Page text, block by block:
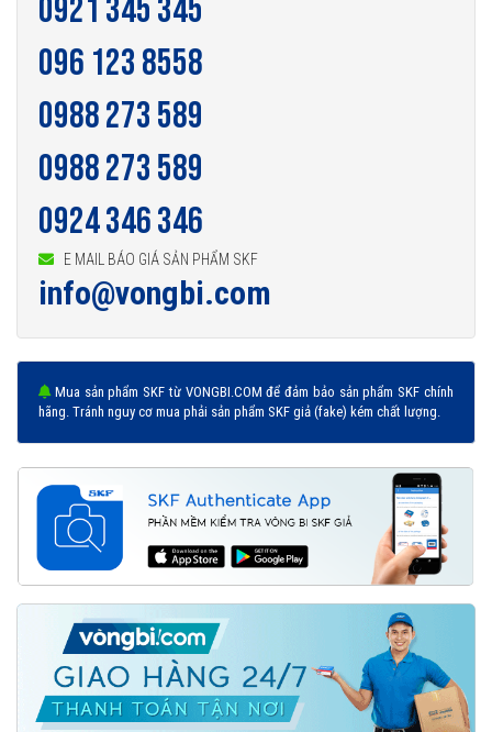
0921 345 345
096 123 8558
0988 273 589
0988 273 589
0924 346 346
E MAIL BÁO GIÁ SẢN PHẨM SKF
info@vongbi.com
Mua sản phẩm SKF từ VONGBI.COM để đảm bảo sản phẩm SKF chính
hãng. Tránh nguy cơ mua phải sản phẩm SKF giả (fake) kém chất lượng.